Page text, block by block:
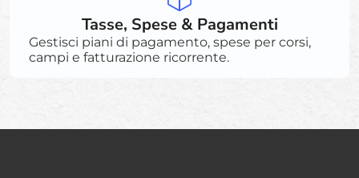
Tasse, Spese & Pagamenti
Gestisci piani di pagamento, spese per corsi,
campi e fatturazione ricorrente.